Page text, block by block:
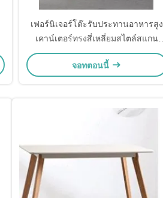
เฟอร์นิเจอร์โต๊ะรับประทานอาหารสูง
เคาน์เตอร์ทรงสี่เหลี่ยมสไตล์สแกน
ดิเนเวียขาไม้
จอทตอนนี้